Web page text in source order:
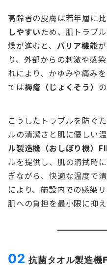
高齢者の皮膚は若年層に
しやすいため、肌トラブ
燥が進むと、 バリア機能
り、外部からの刺激や感
れにより、かゆみや痛み
ては褥瘡（じょくそう）
こうしたトラブルを防ぐた
ルの清潔さと肌に優しい温
ル製造機（おしぼり機）
ルを提供し、肌の清拭時
ぎながら、快適な温度で
により、施設内での感染
肌への負担を最小限に抑
02抗菌タオル製造機